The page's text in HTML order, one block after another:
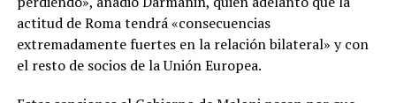
actitud de Roma tendrá «consecuencias
extremadamente fuertes en la relación bilateral» y con
el resto de socios de la Unión Europea.